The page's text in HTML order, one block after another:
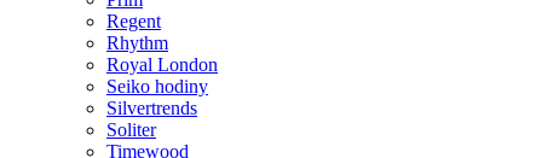
Regent
Rhythm
Royal London
Seiko hodiny
Silvertrends
Soliter
Timewood